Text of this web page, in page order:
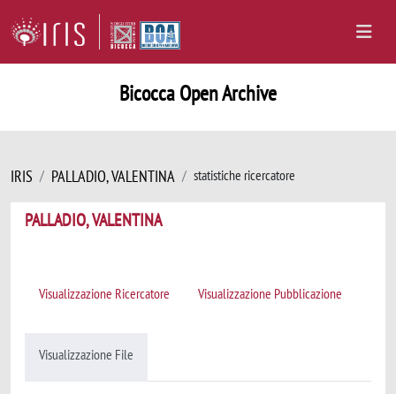
Bicocca Open Archive
IRIS PALLADIO, VALENTINA statistiche ricercatore
PALLADIO, VALENTINA
Visualizzazione Ricercatore Visualizzazione Pubblicazione
Visualizzazione File